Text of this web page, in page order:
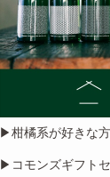
▶︎柑橘系が好きな
▶︎コモンズギフト